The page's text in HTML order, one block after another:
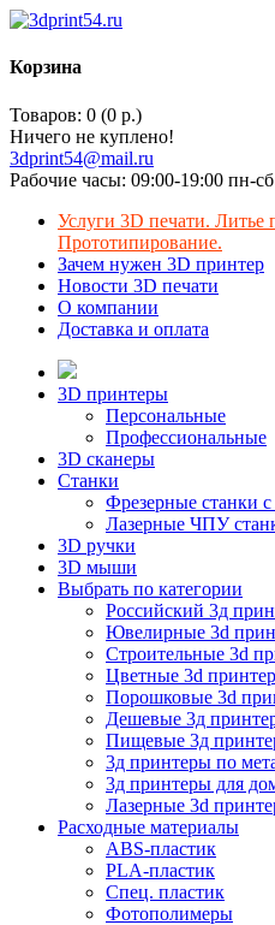
Корзина
Товаров: 0 (0 р.)
Ничего не куплено!
3dprint54@mail.ru
Рабочие часы: 09:00-19:00 пн-сб
Услуги 3D печати. Литье
Прототипирование.
Зачем нужен 3D принтер
Новости 3D печати
О компании
Доставка и оплата
3D принтеры
Персональные
Профессиональные
3D сканеры
Станки
Фрезерные станки
Лазерные ЧПУ
3D ручки
3D мыши
Выбрать по категории
Российский 3д
Ювелирные 3d
Строительные 3d
Цветные 3d
Порошковые 3d
Дешевые 3д
Пищевые 3д
3д принтеры по
3д принтеры для
Лазерные 3d
Расходные материалы
ABS-пластик
PLA-пластик
Спец. пластик
Фотополимеры